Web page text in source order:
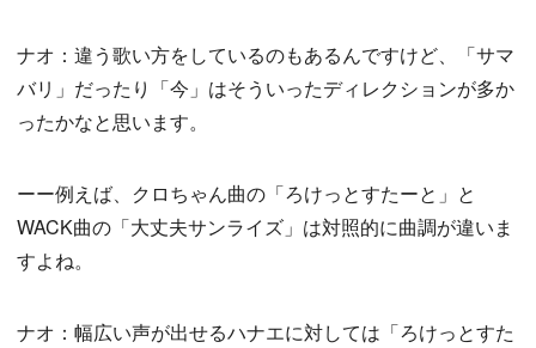
ナオ：違う歌い方をしているのもあるんですけど、「サマ
バリ」だったり「今」はそういったディレクションが多か
ったかなと思います。
ーー例えば、クロちゃん曲の「ろけっとすたーと」と
WACK曲の「大丈夫サンライズ」は対照的に曲調が違いま
すよね。
ナオ：幅広い声が出せるハナエに対しては「ろけっとすた